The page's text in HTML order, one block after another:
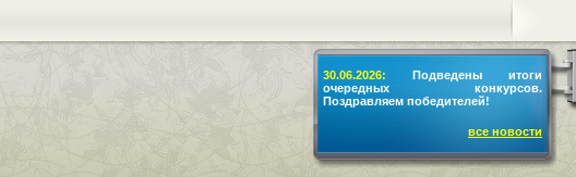
30.06.2026: Подведены итоги
очередных конкурсов.
Поздравляем победителей!
все новости